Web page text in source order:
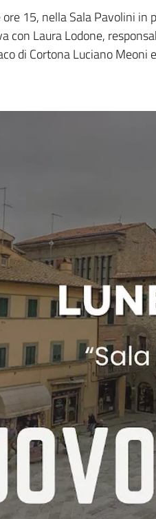
15, nella Sala Pavolini
con Laura Lodone,
di Cortona Luciano Meoni